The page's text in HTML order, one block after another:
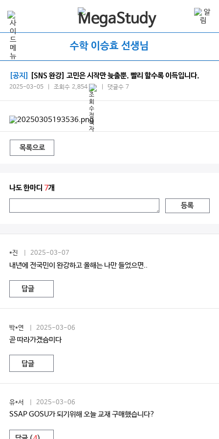
수학 이승효 선생님
[공지] [SNS 완강] 고민은 시작만 늦출뿐. 빨리 할수록 이득입니다.
2025-03-05 | 조회수 2,854 | 댓글수 7
목록으로
나도 한마디 7개
등록
*진 | 2025-03-07
내년에 전국민이 완강하고 올해는 나만 들었으면..
답글
박*연 | 2025-03-06
곧 따라가겠슴미다
답글
유*서 | 2025-03-06
SSAP GOSU가 되기위해 오늘 교재 구매했습니다?